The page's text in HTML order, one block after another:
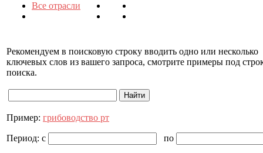
Все отрасли
Рекомендуем в поисковую строку вводить одно или несколько
ключевых слов из вашего запроса, смотрите примеры под
поиска.
Пример: грибоводство рт
Период: c по